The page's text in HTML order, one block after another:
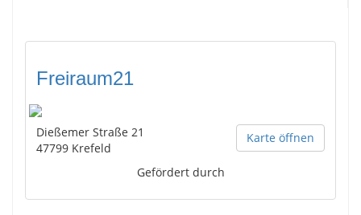
Freiraum21
Karte öffnen
Dießemer Straße 21
47799 Krefeld
Gefördert durch